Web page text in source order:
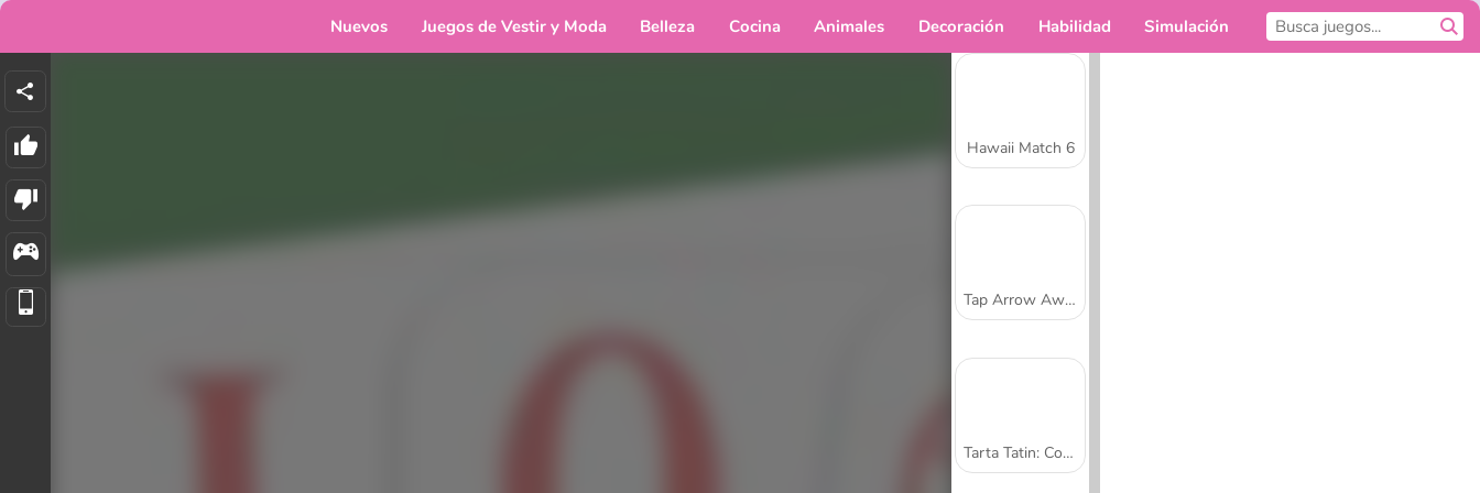
Nuevos Juegos de Vestir y Moda Belleza Cocina Animales Decoración Habilidad Simulación
Hawaii Match 6
Tap Arrow Away
Tarta Tatin: Cocina con Sara